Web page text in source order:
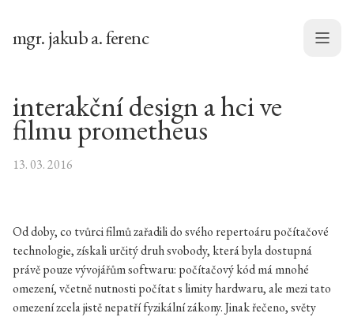
mgr. jakub a. ferenc Menu
interakční design a hci ve
filmu prometheus
13. 03. 2016
Od doby, co tvůrci filmů zařadili do svého repertoáru počítačové
technologie, získali určitý druh svobody, která byla dostupná
právě pouze vývojářům softwaru: počítačový kód má mnohé
omezení, včetně nutnosti počítat s limity hardwaru, ale mezi tato
omezení zcela jistě nepatří fyzikální zákony. Jinak řečeno, světy